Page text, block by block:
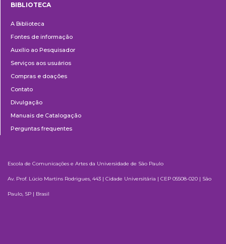
BIBLIOTECA
A Biblioteca
Fontes de informação
Auxílio ao Pesquisador
Serviços aos usuários
Compras e doações
Contato
Divulgação
Manuais de Catalogação
Perguntas frequentes
Escola de Comunicações e Artes da Universidade de São Paulo
Av. Prof. Lúcio Martins Rodrigues, 443 | Cidade Universitária | CEP 05508-020 | São
Paulo, SP | Brasil